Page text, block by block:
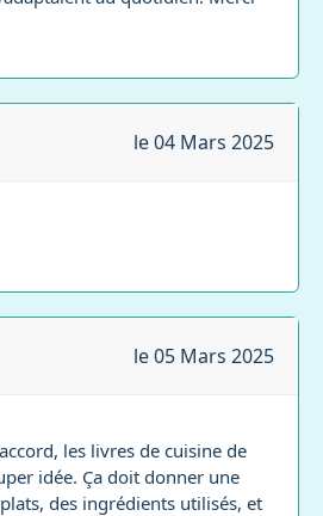
le 04 Mars 2025
le 05 Mars 2025
les livres de cuisine de
idée. Ça doit donner une
des ingrédients utilisés, et